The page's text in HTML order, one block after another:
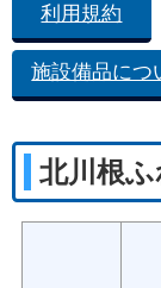
利用規約
施設備品につ
北川根